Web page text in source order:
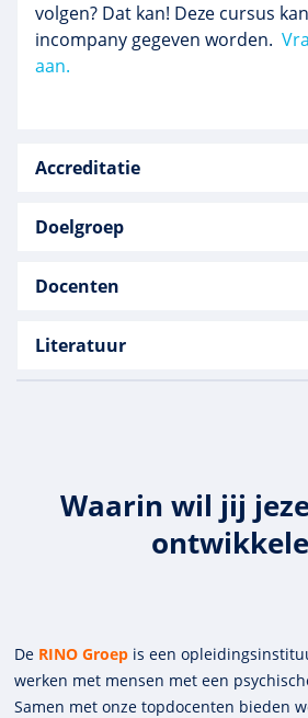
volgen? Dat kan! Deze cursus
incompany gegeven worden.
aan.
Accreditatie
Doelgroep
Docenten
Literatuur
Waarin wil jij
De RINO Groep is een
werken met mensen met een
Samen met onze top­docenten bieden